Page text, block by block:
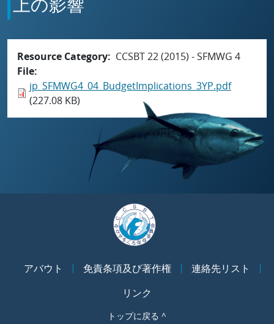
Resource Category
CCSBT 22 (2015) - SFMWG 4
File
jp_SFMWG4_04_BudgetImplications_3YP.pdf
(227.08 KB)
アバウト 免責条項及び著作権
連絡先リスト
リンク
トップに戻る ^